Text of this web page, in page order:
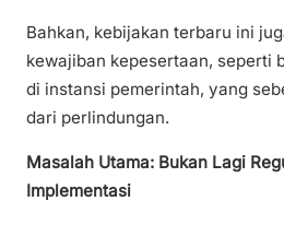
Bahkan, kebijakan terbaru ini
kewajiban kepesertaan, seperti
di instansi pemerintah, yang
dari perlindungan.
Masalah Utama: Bukan Lagi
Implementasi